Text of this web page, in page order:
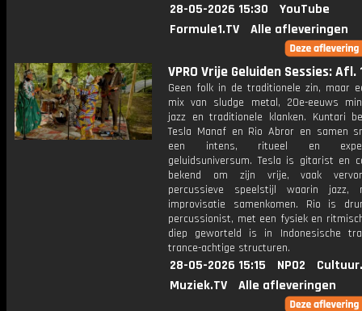
28-05-2026 15:30
YouTube
Formule1.TV
Alle afleveringen
VPRO Vrije Geluiden Sessies: Afl.
Geen folk in de traditionele zin, maar
mix van sludge metal, 20e-eeuws
jazz en traditionele klanken. Kuntari
Tesla Manaf en Rio Abror en samen
een intens, ritueel en
geluidsuniversum. Tesla is gitarist en
bekend om zijn vrije, vaak
percussieve speelstijl waarin jazz,
improvisatie samenkomen. Rio is
percussionist, met een fysiek en
diep geworteld is in Indonesische
trance-achtige structuren.
28-05-2026 15:15 NPO2
Muziek.TV
Alle afleveringen